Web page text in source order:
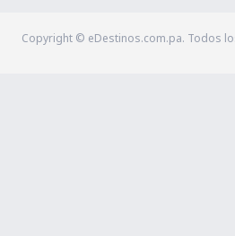
Copyright © eDestinos.com.pa. Todos